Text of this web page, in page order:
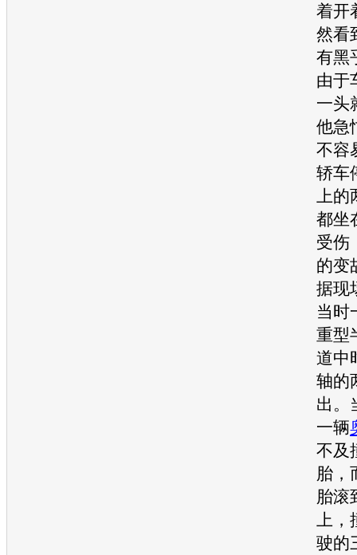
着开
然看
有黑
由于
一头
他急
不容
轿车
上的
都坐
受伤
的变
据现
当时
重型
道中
轴的
出。
一辆
不及
胎
胎滚
上，
驶的